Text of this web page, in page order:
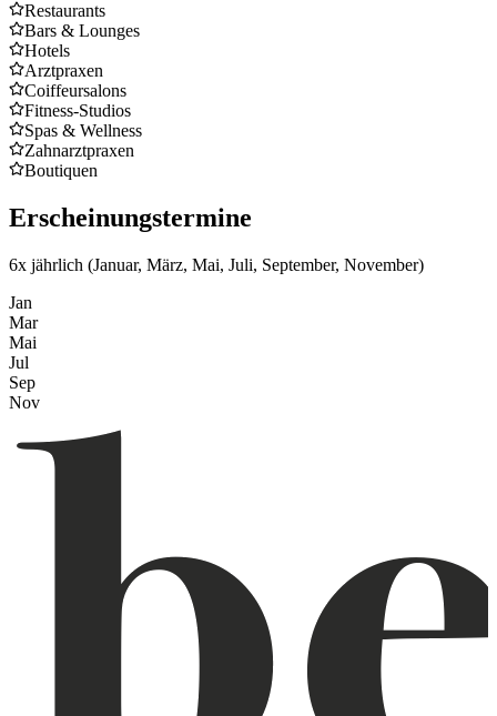
Restaurants
Bars & Lounges
Hotels
Arztpraxen
Coiffeursalons
Fitness-Studios
Spas & Wellness
Zahnarztpraxen
Boutiquen
Erscheinungstermine
6x jährlich (Januar, März, Mai, Juli, September, November)
Jan
Mar
Mai
Jul
Sep
Nov